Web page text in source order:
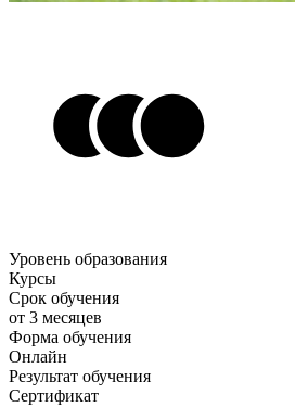
Уровень образования
Курсы
Срок обучения
от 3 месяцев
Форма обучения
Онлайн
Результат обучения
Сертификат